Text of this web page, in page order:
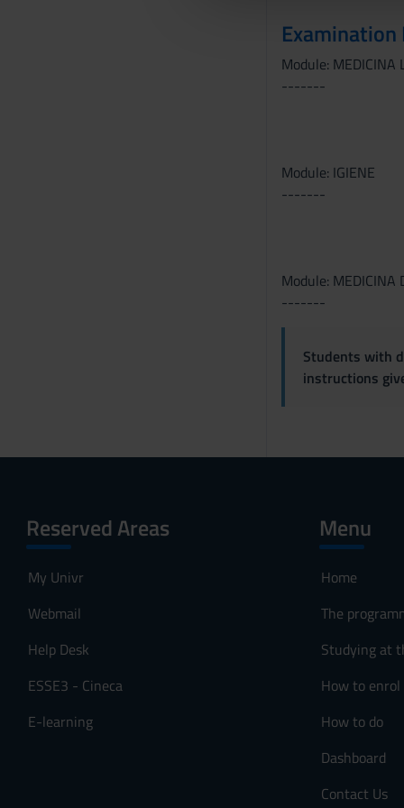
Module: MEDICINA
-------
Module: IGIENE
-------
Module: MEDICINA
-------
Students with
instructions
Reserved Areas
My Univr
Webmail
Help Desk
ESSE3 - Cineca
E-learning
Menu
Home
The
Studying at
How to enrol
How to do
Dashboard
Contact Us